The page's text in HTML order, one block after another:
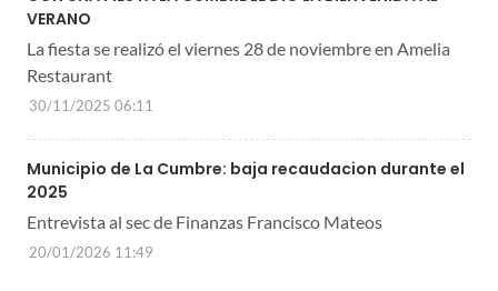
VERANO
La fiesta se realizó el viernes 28 de noviembre en Amelia
Restaurant
30/11/2025 06:11
Municipio de La Cumbre: baja recaudacion durante el
2025
Entrevista al sec de Finanzas Francisco Mateos
20/01/2026 11:49